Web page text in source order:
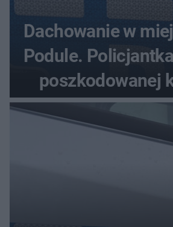
Dachowanie w
Podule.
poszkodowanej